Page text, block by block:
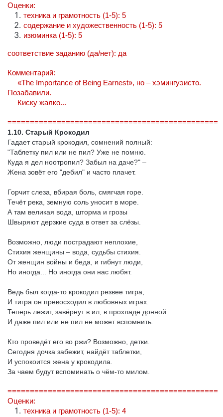
Оценки:
техника и грамотность (1-5): 5
содержание и художественность (1-5): 5
изюминка (1-5): 5
соответствие заданию (да/нет): да
Комментарий:
«The Importance of Being Earnest», но –хэмингуэисто.
Позабавили.
Киску жалко...
===============================================
1.10. Старый Крокодил
Гадает старый крокодил, сомнений полный:
"Таблетку пил или не пил? Уже не помню.
Куда я дел ноотропил? Забыл на даче?" –
Жена зовёт его "дебил" и часто плачет.
Горчит слеза, вбирая боль, смягчая горе.
Течёт река, земную соль уносит в море.
А там великая вода, шторма и грозы
Швыряют дерзкие суда в ответ за слёзы.
Возможно, люди пострадают неплохие,
Стихия женщины – вода, судьбы стихия.
От женщин войны и беда, и гибнут люди,
Но иногда... Но иногда они нас любят.
Ведь был когда-то крокодил резвее тигра,
И тигра он превосходил в любовных играх.
Теперь лежит, завёрнут в ил, в прохладе донной.
И даже пил или не пил не может вспомнить.
Кто проведёт его во ржи? Возможно, детки.
Сегодня дочка забежит, найдёт таблетки,
И успокоится жена у крокодила.
За чаем будут вспоминать о чём-то милом.
===============================================
Оценки:
техника и грамотность (1-5): 4